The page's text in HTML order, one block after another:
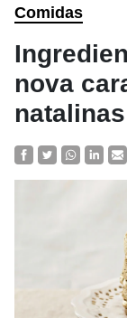
Comidas
nova
natalinas